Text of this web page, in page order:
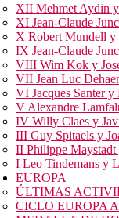
XII Mehmet Aydin
XI Jean-Claude
X Robert Mundell y
IX Jean-Claude
VIII Wim Kok y
VII Jean Luc
VI Jacques Santer y
V Alexandre
IV Willy Claes y
III Guy Spitaels y
II Philippe Maystadt
I Leo Tindemans y
EUROPA
ÚLTIMAS
CICLO EUROPA